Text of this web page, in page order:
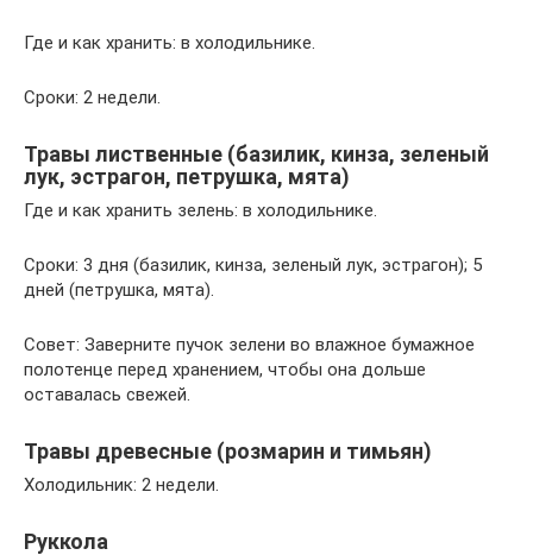
Где и как хранить: в холодильнике.
Сроки: 2 недели.
Травы лиственные (базилик, кинза, зеленый
лук, эстрагон, петрушка, мята)
Где и как хранить зелень: в холодильнике.
Сроки: 3 дня (базилик, кинза, зеленый лук, эстрагон); 5
дней (петрушка, мята).
Совет: Заверните пучок зелени во влажное бумажное
полотенце перед хранением, чтобы она дольше
оставалась свежей.
Травы древесные (розмарин и тимьян)
Холодильник: 2 недели.
Руккола